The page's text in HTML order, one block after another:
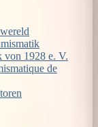
von 1928 e. V.
de